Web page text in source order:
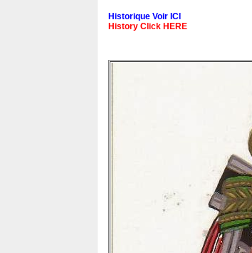
Historique Voir ICI
History Click HERE